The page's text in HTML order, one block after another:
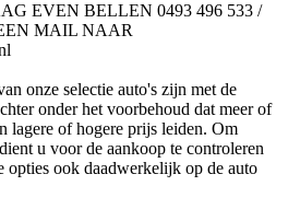
EVEN BELLEN 0493 496 533 /
MAIL NAAR
onze selectie auto's zijn met de
onder het voorbehoud dat meer of
lagere of hogere prijs leiden. Om
u voor de aankoop te controleren
opties ook daadwerkelijk op de auto